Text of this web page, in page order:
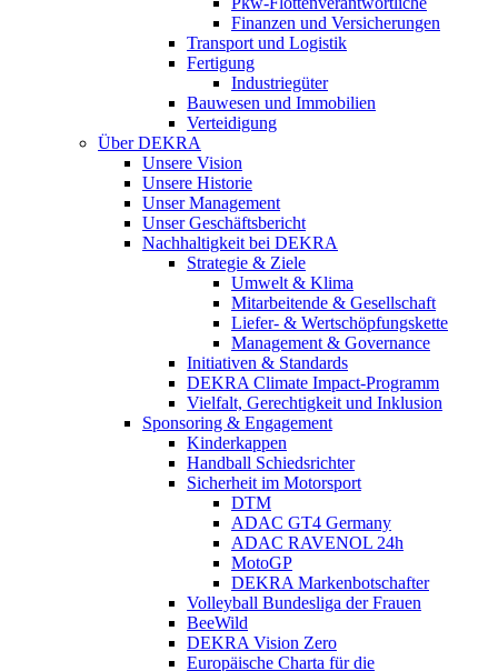
Finanzen und Versicherungen
Transport und Logistik
Fertigung
Industriegüter
Bauwesen und Immobilien
Verteidigung
Über DEKRA
Unsere Vision
Unsere Historie
Unser Management
Unser Geschäftsbericht
Nachhaltigkeit bei DEKRA
Strategie & Ziele
Umwelt & Klima
Mitarbeitende & Gesellschaft
Liefer- & Wertschöpfungskette
Management & Governance
Initiativen & Standards
DEKRA Climate Impact-Programm
Vielfalt, Gerechtigkeit und Inklusion​
Sponsoring & Engagement
Kinderkappen
Handball Schiedsrichter
Sicherheit im Motorsport
DTM
ADAC GT4 Germany
ADAC RAVENOL 24h
MotoGP
DEKRA Markenbotschafter
Volleyball Bundesliga der Frauen
BeeWild
DEKRA Vision Zero
Europäische Charta für die